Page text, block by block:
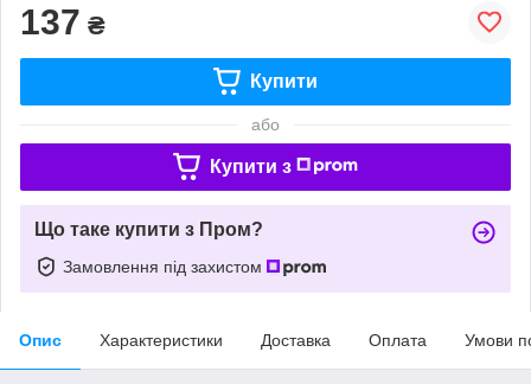
137 ₴
Купити
або
Купити з
Що таке купити з Пром?
Замовлення під захистом
Опис Характеристики Доставка Оплата Умови